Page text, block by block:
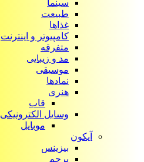
سینما
طبیعت
غذاها
کامپیوتر و اینترنت
متفرقه
مد و زیبایی
موسیقی
نمادها
هنری
قاب
وسایل الکترونیکی
موبایل
آیکون‌
بیزینس
پرچم